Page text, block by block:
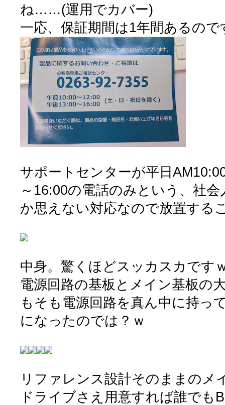
ね……(運用でカバー)
一応、保証期間は1年間あるので
サポートセンターが平日
～16:00の電話のみという、社
か思えない対応なので放置する
中身。驚くほどスッカスカです
電源回路の基板とメイン基板の
もそも電源回路を真ん中に持っ
になったのでは？ｗ
リファレンス設計そのままのメ
ドライブさえ用意すれば誰でも